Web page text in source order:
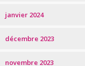
janvier 2024
décembre 2023
novembre 2023